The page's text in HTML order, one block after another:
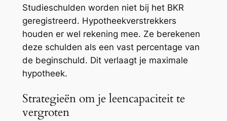
Studieschulden worden niet bij het BKR
geregistreerd. Hypotheekverstrekkers
houden er wel rekening mee. Ze berekenen
deze schulden als een vast percentage van
de beginschuld. Dit verlaagt je maximale
hypotheek.
Strategieën om je leencapaciteit te
vergroten